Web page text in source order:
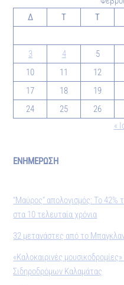
Δ
Τ Τ
3
4 5
10
11 12
17
18 19
24
25 26
«
ΕΝΗΜΕΡΩΣΗ
“Μαύρος” απολογισμός: Το
στα 10 τελευταία χρόνια
32 μετανάστες από το
«Καλοκαιρινές
Σιδηροδρόμων Καλαμάτας